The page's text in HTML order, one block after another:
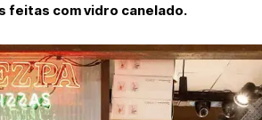
feitas com vidro canelado.